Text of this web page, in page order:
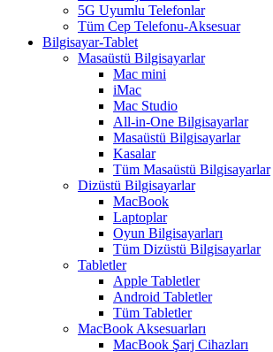
5G Uyumlu Telefonlar
Tüm Cep Telefonu-Aksesuar
Bilgisayar-Tablet
Masaüstü Bilgisayarlar
Mac mini
iMac
Mac Studio
All-in-One Bilgisayarlar
Masaüstü Bilgisayarlar
Kasalar
Tüm Masaüstü Bilgisayarlar
Dizüstü Bilgisayarlar
MacBook
Laptoplar
Oyun Bilgisayarları
Tüm Dizüstü Bilgisayarlar
Tabletler
Apple Tabletler
Android Tabletler
Tüm Tabletler
MacBook Aksesuarları
MacBook Şarj Cihazları